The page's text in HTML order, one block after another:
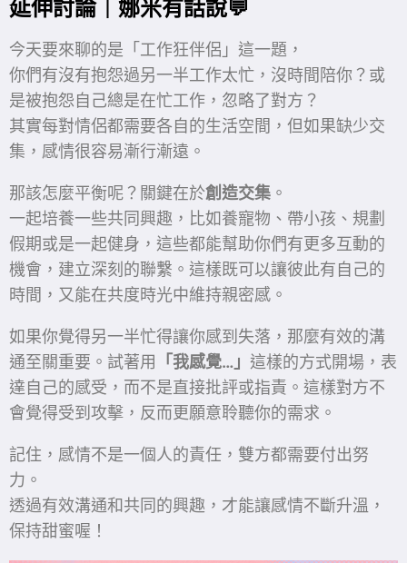
延伸討論｜娜米有話說💬
今天要來聊的是「工作狂伴侶」這一題，
你們有沒有抱怨過另一半工作太忙，沒時間陪你？或
是被抱怨自己總是在忙工作，忽略了對方？
其實每對情侶都需要各自的生活空間，但如果缺少交
集，感情很容易漸行漸遠。
那該怎麼平衡呢？關鍵在於創造交集 。
一起培養一些共同興趣，比如養寵物、帶小孩、規劃
假期或是一起健身，這些都能幫助你們有更多互動的
機會，建立深刻的聯繫。這樣既可以讓彼此有自己的
時間，又能在共度時光中維持親密感。
如果你覺得另一半忙得讓你感到失落，那麼有效的溝
通至關重要。試著用
「我感覺…」 這樣的方式開場，表
達自己的感受，而不是直接批評或指責。這樣對方不
會覺得受到攻擊，反而更願意聆聽你的需求。
記住，感情不是一個人的責任，雙方都需要付出努
力。
透過有效溝通和共同的興趣，才能讓感情不斷升溫，
保持甜蜜喔！